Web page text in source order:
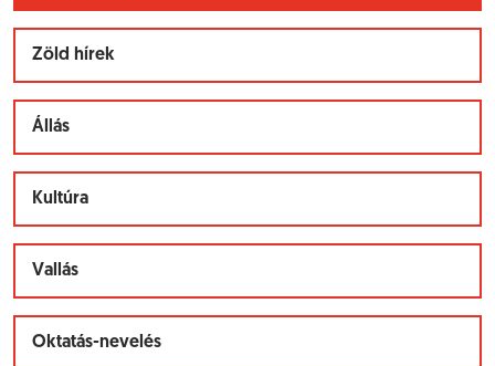
Zöld hírek
Állás
Kultúra
Vallás
Oktatás-nevelés